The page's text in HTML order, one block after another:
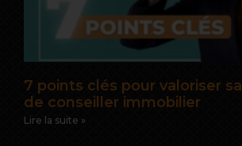
7 points clés pour valoriser
de conseiller immobilier
Lire la suite »